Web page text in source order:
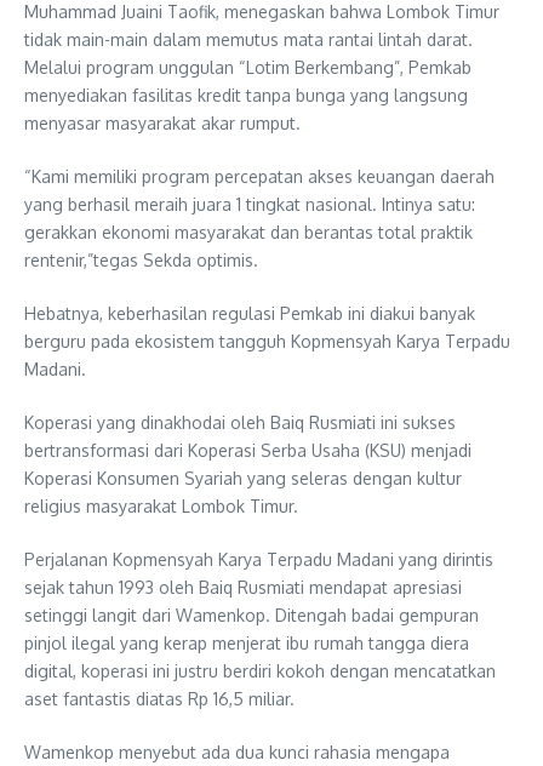
Muhammad Juaini Taofik, menegaskan bahwa Lombok Timur
tidak main-main dalam memutus mata rantai lintah darat.
Melalui program unggulan “Lotim Berkembang”, Pemkab
menyediakan fasilitas kredit tanpa bunga yang langsung
menyasar masyarakat akar rumput.
“Kami memiliki program percepatan akses keuangan daerah
yang berhasil meraih juara 1 tingkat nasional. Intinya satu:
gerakkan ekonomi masyarakat dan berantas total praktik
rentenir,”tegas Sekda optimis.
Hebatnya, keberhasilan regulasi Pemkab ini diakui banyak
berguru pada ekosistem tangguh Kopmensyah Karya Terpadu
Madani.
Koperasi yang dinakhodai oleh Baiq Rusmiati ini sukses
bertransformasi dari Koperasi Serba Usaha (KSU) menjadi
Koperasi Konsumen Syariah yang seleras dengan kultur
religius masyarakat Lombok Timur.
Perjalanan Kopmensyah Karya Terpadu Madani yang dirintis
sejak tahun 1993 oleh Baiq Rusmiati mendapat apresiasi
setinggi langit dari Wamenkop. Ditengah badai gempuran
pinjol ilegal yang kerap menjerat ibu rumah tangga diera
digital, koperasi ini justru berdiri kokoh dengan mencatatkan
aset fantastis diatas Rp 16,5 miliar.
Wamenkop menyebut ada dua kunci rahasia mengapa